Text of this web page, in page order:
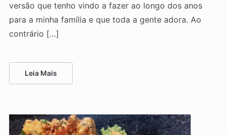
versão que tenho vindo a fazer ao longo dos anos
para a minha família e que toda a gente adora. Ao
contrário […]
Leia Mais